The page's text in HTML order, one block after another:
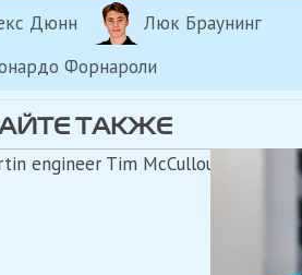
Дюнн
Люк Браунинг
Форнароли
ТАКЖЕ